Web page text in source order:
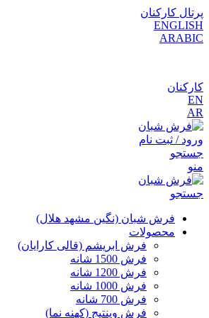
پرتال کارکنان
ENGLISH
ARABIC
کارکنان
EN
AR
ورود / ثبت نام
جستجو
منو
جستجو
فرش شبان (نگین مشهد هلال)
محصولات
فرش ابریشم (قالی کارایان)
فرش 1500 شانه
فرش 1200 شانه
فرش 1000 شانه
فرش 700 شانه
فرش وینتیج (کهنه نما)